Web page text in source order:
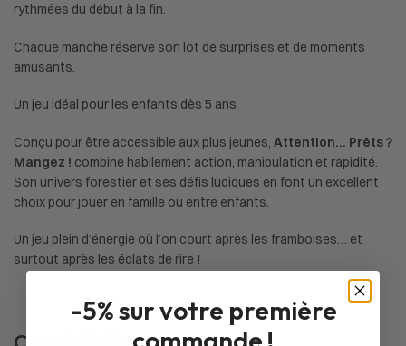
rythmées du début à la fin.
Chaque manche réserve son lot de surprises et de moments
amusants.
Un jeu idéal pour les enfants dès 5 ans
Conçu pour être accessible aux plus jeunes, Attention… Prêts ?
Mangez ! combine habilement action, manipulation et rapidité.
Son univers forestier et ses défis ludiques en font un excellent
choix pour jouer en famille ou entre enfants.
Un jeu plein d’énergie où l’on court après les framboises… et
surtout après les éclats de rire !
-5% sur votre première